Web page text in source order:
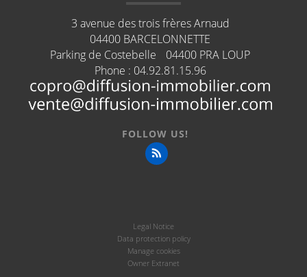
3 avenue des trois frères Arnaud
04400 BARCELONNETTE
Parking de Costebelle
04400 PRA LOUP
Phone : 04.92.81.15.96
FOLLOW US!
Legal Notice
Data protection policy
Manage cookies
Owner Extranet